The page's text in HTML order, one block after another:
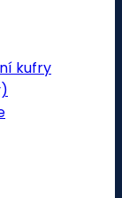
kufry